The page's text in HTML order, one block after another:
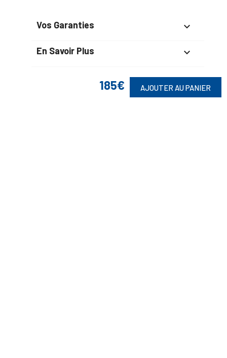
185€ AJOUTER AU PANIER
Vos Garanties 
En Savoir Plus 
